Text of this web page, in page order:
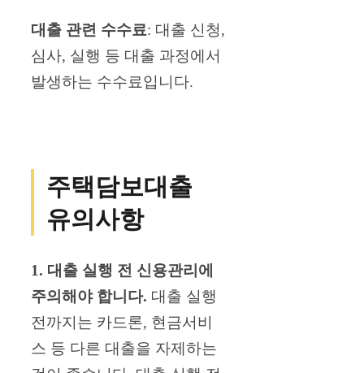
대출 관련 수수료: 대출 신청,
심사, 실행 등 대출 과정에서
발생하는 수수료입니다.
주택담보대출
유의사항
1. 대출 실행 전 신용관리에
주의해야 합니다. 대출 실행
전까지는 카드론, 현금서비
스 등 다른 대출을 자제하는